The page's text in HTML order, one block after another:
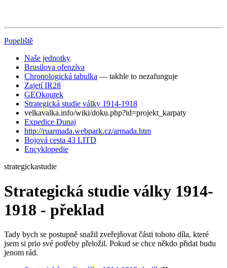
Popeliště
Naše jednotky
Brusilova ofenzíva
Chronologická tabulka — takhle to nezafunguje
Zajetí IR28
GEOkoutek
Strategická studie války 1914-1918
velkavalka.info/wiki/doku.php?id=projekt_karpaty
Expedice Dunaj
http://ruarmada.webpark.cz/armada.htm
Bojová cesta 43 LITD
Encyklopedie
strategickastudie
Strategická studie války 1914-
1918 - překlad
Tady bych se postupně snažil zveřejňovat části tohoto díla, které
jsem si prio své potřeby přeložil. Pokud se chce někdo přidat budu
jenom rád.